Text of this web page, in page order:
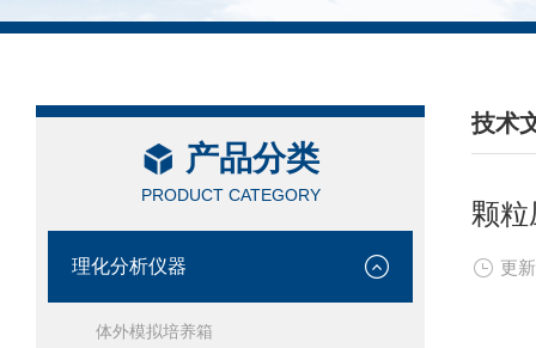
产品分类
PRODUCT CATEGORY
理化分析仪器
体外模拟培养箱
技术
/
颗
更